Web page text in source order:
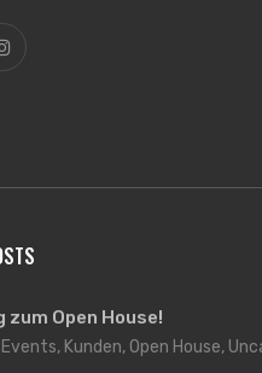
zum Open House!
Kunden, Open House,